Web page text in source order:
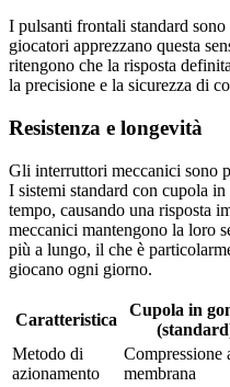
I pulsanti frontali standard
giocatori apprezzano questa
ritengono che la risposta
la precisione e la sicurezza di
Resistenza e longevità
Gli interruttori meccanici sono
I sistemi standard con cupola
tempo, causando una risposta
meccanici mantengono la loro
più a lungo, il che è
giocano ogni giorno.
Caratteristica
Cupola in
Metodo di
azionamento
Compressione
membrana